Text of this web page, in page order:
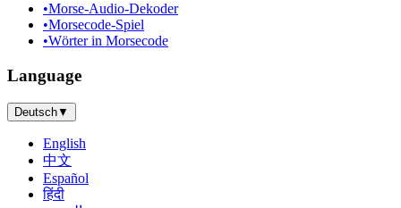
•Morse-Audio-Dekoder
•Morsecode-Spiel
•Wörter in Morsecode
Language
Deutsch▼
English
中文
Español
हिंदी